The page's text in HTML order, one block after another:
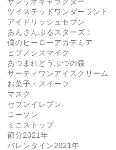
ツイステッドワンダーランド
アイドリッシュセブン
あんさんぶるスターズ！
僕のヒーローアカデミア
ヒプノシスマイク
あつまれどうぶつの森
サーティワンアイスクリーム
お菓子・スイーツ
マスク
セブンイレブン
ローソン
ミニストップ
節分2021年
バレンタイン2021年